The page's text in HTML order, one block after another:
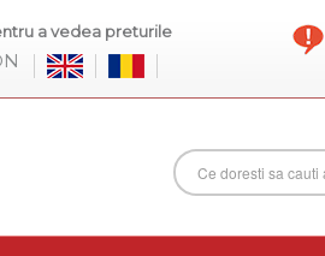
a vedea preturile